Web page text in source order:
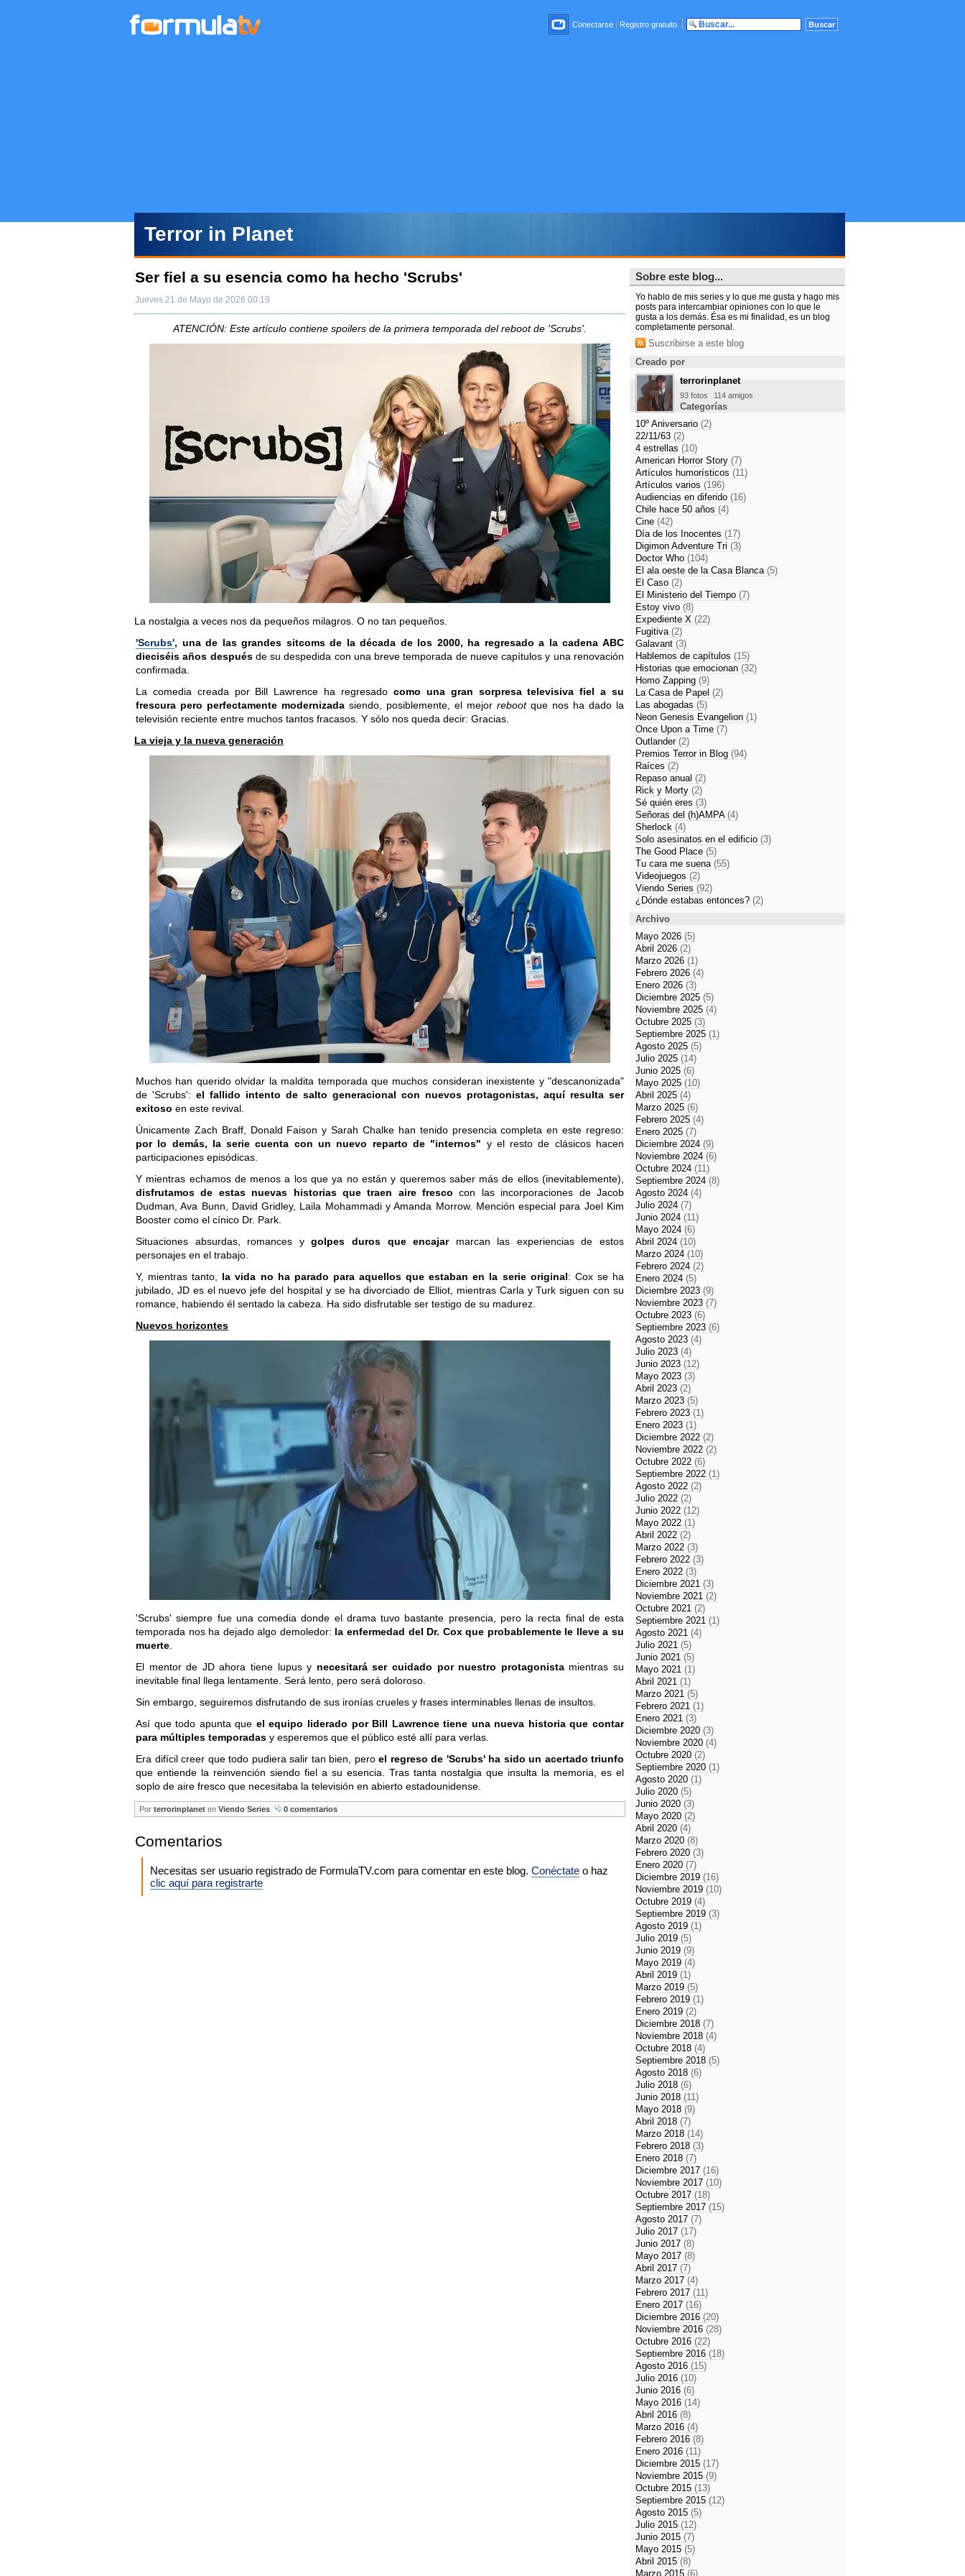
Conectarse | Registro gratuito
Terror in Planet
Ser fiel a su esencia como ha hecho 'Scrubs'
Jueves 21 de Mayo de 2026 00:19
ATENCIÓN: Este artículo contiene spoilers de la primera temporada del reboot de 'Scrubs'.
La nostalgia a veces nos da pequeños milagros. O no tan pequeños.
'Scrubs', una de las grandes sitcoms de la década de los 2000, ha regresado a la cadena ABC
dieciséis años despuésde su despedida con una breve temporada de nueve capítulos y una renovación
confirmada.
La comedia creada por Bill Lawrence ha regresado como una gran sorpresa televisiva fiel a su
frescura pero perfectamente modernizada siendo, posiblemente, el mejor rebootque nos ha dado la
televisión reciente entre muchos tantos fracasos. Y sólo nos queda decir: Gracias.
La vieja y la nueva generación
Muchos han querido olvidar la maldita temporada que muchos consideran inexistente y "descanonizada"
de 'Scrubs': el fallido intento de salto generacional con nuevos protagonistas, aquí resulta ser
exitoso en este revival.
Únicamente Zach Braff, Donald Faison y Sarah Chalke han tenido presencia completa en este regreso:
por lo demás, la serie cuenta con un nuevo reparto de "internos" y el resto de clásicos hacen
participaciones episódicas.
Y mientras echamos de menos a los que ya no están y queremos saber más de ellos (inevitablemente),
disfrutamos de estas nuevas historias que traen aire fresco con las incorporaciones de Jacob
Dudman, Ava Bunn, David Gridley, Laila Mohammadi y Amanda Morrow. Mención especial para Joel Kim
Booster como el cínico Dr. Park.
Situaciones absurdas, romances ygolpes duros que encajarmarcan las experiencias de estos
personajes en el trabajo.
Y, mientras tanto, la vida no ha parado para aquellos que estaban en la serie original: Cox se ha
jubilado, JD es el nuevo jefe del hospital y se ha divorciado de Elliot, mientras Carla y Turk siguen con su
romance, habiendo él sentado la cabeza. Ha sido disfrutable ser testigo de su madurez.
Nuevos horizontes
'Scrubs' siempre fue una comedia donde el drama tuvo bastante presencia, pero la recta final de esta
temporada nos ha dejado algo demoledor: la enfermedad del Dr. Cox que probablemente le lleve a su
muerte
El mentor de JD ahora tiene lupus y necesitará ser cuidado por nuestro protagonistamientras su
inevitable final llega lentamente. Será lento, pero será doloroso.
Sin embargo, seguiremos disfrutando de sus ironías crueles y frases interminables llenas de insultos.
Así que todo apunta que el equipo liderado por Bill Lawrence tiene una nueva historia que contar
para múltiples temporadas y esperemos que el público esté allí para verlas.
Era difícil creer que todo pudiera salir tan bien, pero el regreso de 'Scrubs' ha sido un acertado triunfo
que entiende la reinvención siendo fiel a su esencia. Tras tanta nostalgia que insulta la memoria, es el
soplo de aire fresco que necesitaba la televisión en abierto estadounidense.
Por terrorinplanet en Viendo Series 0 comentarios
Comentarios
Necesitas ser usuario registrado de FormulaTV.com para comentar en este blog. Conéctate o haz
clic aquí para registrarte
Sobre este blog...
Yo hablo de mis series y lo que me gusta y hago mis
posts para intercambiar opiniones con lo que le
gusta a los demás. Ésa es mi finalidad, es un blog
completamente personal.
Suscribirse a este blog
Creado por
terrorinplanet
93 fotos 114 amigos
Categorías
10º Aniversario (2)
22/11/63 (2)
4 estrellas (10)
American Horror Story (7)
Artículos humorísticos (11)
Artículos varios (196)
Audiencias en diferido (16)
Chile hace 50 años (4)
Cine (42)
Día de los Inocentes (17)
Digimon Adventure Tri (3)
Doctor Who (104)
El ala oeste de la Casa Blanca (5)
El Caso (2)
El Ministerio del Tiempo (7)
Estoy vivo (8)
Expediente X (22)
Fugitiva (2)
Galavant (3)
Hablemos de capítulos (15)
Historias que emocionan (32)
Homo Zapping (9)
La Casa de Papel (2)
Las abogadas (5)
Neon Genesis Evangelion (1)
Once Upon a Time (7)
Outlander (2)
Premios Terror in Blog (94)
Raíces (2)
Repaso anual (2)
Rick y Morty (2)
Sé quién eres (3)
Señoras del (h)AMPA (4)
Sherlock (4)
Solo asesinatos en el edificio (3)
The Good Place (5)
Tu cara me suena (55)
Videojuegos (2)
Viendo Series (92)
¿Dónde estabas entonces? (2)
Archivo
Mayo 2026 (5)
Abril 2026 (2)
Marzo 2026 (1)
Febrero 2026 (4)
Enero 2026 (3)
Diciembre 2025 (5)
Noviembre 2025 (4)
Octubre 2025 (3)
Septiembre 2025 (1)
Agosto 2025 (5)
Julio 2025 (14)
Junio 2025 (6)
Mayo 2025 (10)
Abril 2025 (4)
Marzo 2025 (6)
Febrero 2025 (4)
Enero 2025 (7)
Diciembre 2024 (9)
Noviembre 2024 (6)
Octubre 2024 (11)
Septiembre 2024 (8)
Agosto 2024 (4)
Julio 2024 (7)
Junio 2024 (11)
Mayo 2024 (6)
Abril 2024 (10)
Marzo 2024 (10)
Febrero 2024 (2)
Enero 2024 (5)
Diciembre 2023 (9)
Noviembre 2023 (7)
Octubre 2023 (6)
Septiembre 2023 (6)
Agosto 2023 (4)
Julio 2023 (4)
Junio 2023 (12)
Mayo 2023 (3)
Abril 2023 (2)
Marzo 2023 (5)
Febrero 2023 (1)
Enero 2023 (1)
Diciembre 2022 (2)
Noviembre 2022 (2)
Octubre 2022 (6)
Septiembre 2022 (1)
Agosto 2022 (2)
Julio 2022 (2)
Junio 2022 (12)
Mayo 2022 (1)
Abril 2022 (2)
Marzo 2022 (3)
Febrero 2022 (3)
Enero 2022 (3)
Diciembre 2021 (3)
Noviembre 2021 (2)
Octubre 2021 (2)
Septiembre 2021 (1)
Agosto 2021 (4)
Julio 2021 (5)
Junio 2021 (5)
Mayo 2021 (1)
Abril 2021 (1)
Marzo 2021 (5)
Febrero 2021 (1)
Enero 2021 (3)
Diciembre 2020 (3)
Noviembre 2020 (4)
Octubre 2020 (2)
Septiembre 2020 (1)
Agosto 2020 (1)
Julio 2020 (5)
Junio 2020 (3)
Mayo 2020 (2)
Abril 2020 (4)
Marzo 2020 (8)
Febrero 2020 (3)
Enero 2020 (7)
Diciembre 2019 (16)
Noviembre 2019 (10)
Octubre 2019 (4)
Septiembre 2019 (3)
Agosto 2019 (1)
Julio 2019 (5)
Junio 2019 (9)
Mayo 2019 (4)
Abril 2019 (1)
Marzo 2019 (5)
Febrero 2019 (1)
Enero 2019 (2)
Diciembre 2018 (7)
Noviembre 2018 (4)
Octubre 2018 (4)
Septiembre 2018 (5)
Agosto 2018 (6)
Julio 2018 (6)
Junio 2018 (11)
Mayo 2018 (9)
Abril 2018 (7)
Marzo 2018 (14)
Febrero 2018 (3)
Enero 2018 (7)
Diciembre 2017 (16)
Noviembre 2017 (10)
Octubre 2017 (18)
Septiembre 2017 (15)
Agosto 2017 (7)
Julio 2017 (17)
Junio 2017 (8)
Mayo 2017 (8)
Abril 2017 (7)
Marzo 2017 (4)
Febrero 2017 (11)
Enero 2017 (16)
Diciembre 2016 (20)
Noviembre 2016 (28)
Octubre 2016 (22)
Septiembre 2016 (18)
Agosto 2016 (15)
Julio 2016 (10)
Junio 2016 (6)
Mayo 2016 (14)
Abril 2016 (8)
Marzo 2016 (4)
Febrero 2016 (8)
Enero 2016 (11)
Diciembre 2015 (17)
Noviembre 2015 (9)
Octubre 2015 (13)
Septiembre 2015 (12)
Agosto 2015 (5)
Julio 2015 (12)
Junio 2015 (7)
Mayo 2015 (5)
Abril 2015 (8)
Marzo 2015 (6)